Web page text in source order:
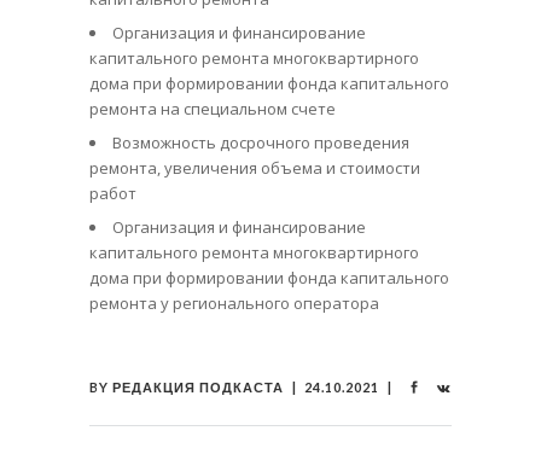
Организация и финансирование
капитального ремонта многоквартирного
дома при формировании фонда капитального
ремонта на специальном счете
Возможность досрочного проведения
ремонта, увеличения объема и стоимости
работ
Организация и финансирование
капитального ремонта многоквартирного
дома при формировании фонда капитального
ремонта у регионального оператора
BY РЕДАКЦИЯ ПОДКАСТА 24.10.2021